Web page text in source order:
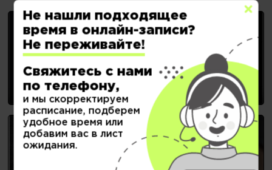
ЖЕНСКИЕ СТРИЖКИ
НОГТЕВОЙ СЕРВИС
Не нашли подходящее
время в онлайн-записи?
Не переживайте!
Свяжитесь с нами
по телефону,
и мы скорректируем
расписание, подберем
удобное время или
добавим вас в лист
ожидания.